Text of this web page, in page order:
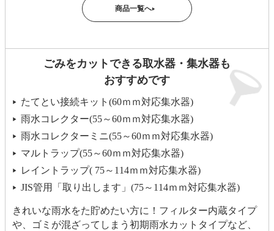
商品一覧へ▶
ごみをカットできる取水器・集水器も
おすすめです
▶ たてとい接続キット(60ｍｍ対応集水器)
▶ 雨水コレクター(55～60ｍｍ対応集水器)
▶ 雨水コレクターミニ(55～60ｍｍ対応集水器)
▶ マルトラップ(55～60ｍｍ対応集水器)
▶ レイントラップ( 75～114ｍｍ対応集水器)
▶ JIS管用「取り出します」(75～114ｍｍ対応集水器)
きれいな雨水をた貯めたい方に！フィルター内蔵タイプ
や、ゴミが混ざってしまう初期雨水カットタイプなど、